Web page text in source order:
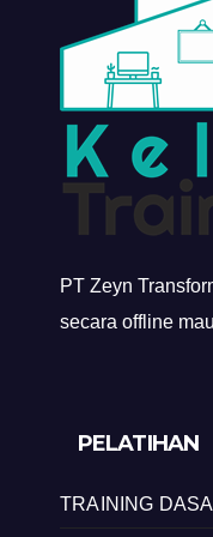
PT Zeyn
secara offline
PELATIHAN
TRAINING